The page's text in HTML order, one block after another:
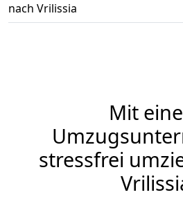
nach Vrilissia
Mit
stressfrei